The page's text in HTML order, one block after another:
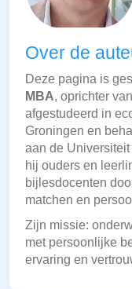
Over de
Deze pagina is
MBA, oprichter
afgestudeerd in
Groningen en
aan de
hij ouders en
bijlesdocenten
matchen en
Zijn missie:
met persoonlijke
ervaring en